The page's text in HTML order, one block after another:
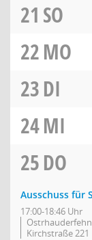
21 SO
22MO
23DI
24MI
25DO
Ausschuss für
17:00-18:46 Uhr
Kirchstraße 221